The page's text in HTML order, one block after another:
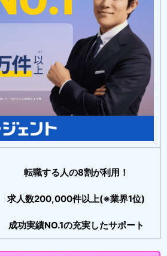
転職する人の8割が利用！
求人数200,000件以上(※業界1位)
成功実績NO.1の充実したサポート